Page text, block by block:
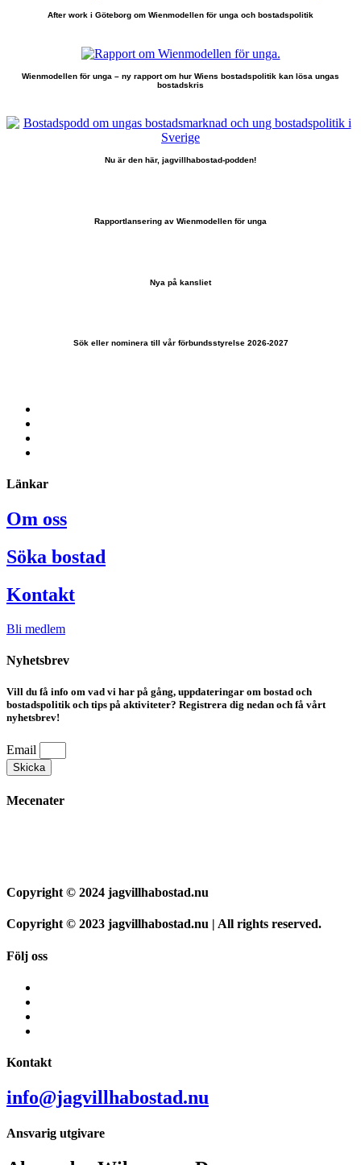
After work i Göteborg om Wienmodellen för unga och bostadspolitik
Wienmodellen för unga – ny rapport om hur Wiens bostadspolitik kan lösa ungas
bostadskris
Nu är den här, jagvillhabostad-podden!
Rapportlansering av Wienmodellen för unga
Nya på kansliet
Sök eller nominera till vår förbundsstyrelse 2026-2027
Länkar
Om oss
Söka bostad
Kontakt
Bli medlem
Nyhetsbrev
Vill du få info om vad vi har på gång, uppdateringar om bostad och
bostadspolitik och tips på aktiviteter? Registrera dig nedan och få vårt
nyhetsbrev!
Email
Skicka
Mecenater
Copyright © 2024 jagvillhabostad.nu
Copyright © 2023 jagvillhabostad.nu | All rights reserved.
Följ oss
Kontakt
info@jagvillhabostad.nu
Ansvarig utgivare